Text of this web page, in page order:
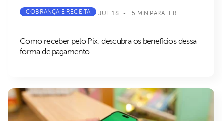
COBRANÇA E RECEITA JUL. 18 5 MIN PARA LER
Como receber pelo Pix: descubra os benefícios dessa
forma de pagamento